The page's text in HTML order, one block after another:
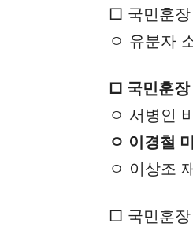
□ 국민훈장
ㅇ 유분자
□ 국민훈
ㅇ 서병인
ㅇ 이경철
ㅇ 이상조
□ 국민훈장